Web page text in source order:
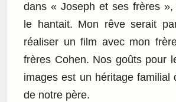
dans « Joseph et ses frères
le hantait. Mon rêve serait
réaliser un film avec mon
frères Cohen. Nos goûts pour
images est un héritage familial
de notre père.